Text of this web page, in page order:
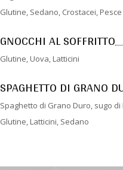
Glutine, Sedano, Crostacei, Pesce
GNOCCHI AL SOFFRITTO
Glutine, Uova, Latticini
SPAGHETTO DI GRANO
Spaghetto di Grano Duro, sugo
Glutine, Latticini, Sedano